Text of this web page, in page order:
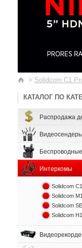
> Solidcom C1
КАТАЛОГ ПО
Распродажа
Видеосендеры
Интеркомы
Solidcom
Solidcom
Solidcom SE
Solidcom H1